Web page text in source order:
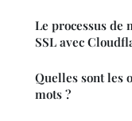
Le processus de
SSL avec
Quelles sont les
mots ?